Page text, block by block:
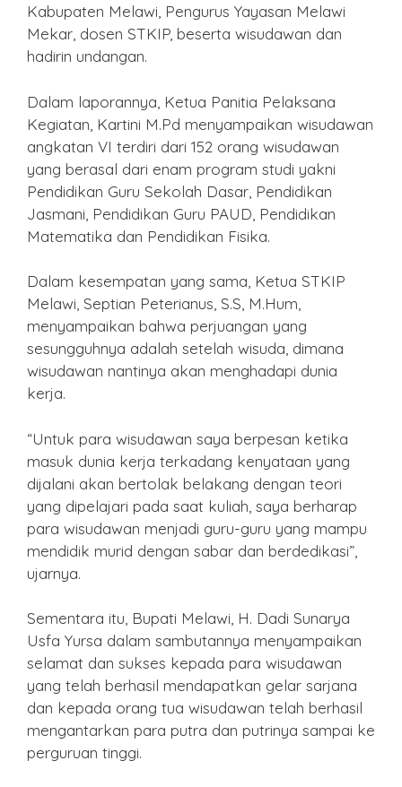
Kabupaten Melawi, Pengurus Yayasan Melawi
Mekar, dosen STKIP, beserta wisudawan dan
hadirin undangan.
Dalam laporannya, Ketua Panitia Pelaksana
Kegiatan, Kartini M.Pd menyampaikan wisudawan
angkatan VI terdiri dari 152 orang wisudawan
yang berasal dari enam program studi yakni
Pendidikan Guru Sekolah Dasar, Pendidikan
Jasmani, Pendidikan Guru PAUD, Pendidikan
Matematika dan Pendidikan Fisika.
Dalam kesempatan yang sama, Ketua STKIP
Melawi, Septian Peterianus, S.S, M.Hum,
menyampaikan bahwa perjuangan yang
sesungguhnya adalah setelah wisuda, dimana
wisudawan nantinya akan menghadapi dunia
kerja.
“Untuk para wisudawan saya berpesan ketika
masuk dunia kerja terkadang kenyataan yang
dijalani akan bertolak belakang dengan teori
yang dipelajari pada saat kuliah, saya berharap
para wisudawan menjadi guru-guru yang mampu
mendidik murid dengan sabar dan berdedikasi”,
ujarnya.
Sementara itu, Bupati Melawi, H. Dadi Sunarya
Usfa Yursa dalam sambutannya menyampaikan
selamat dan sukses kepada para wisudawan
yang telah berhasil mendapatkan gelar sarjana
dan kepada orang tua wisudawan telah berhasil
mengantarkan para putra dan putrinya sampai ke
perguruan tinggi.